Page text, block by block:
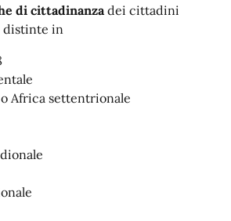
di cittadinanzadei cittadini
distinte in
Africa settentrionale